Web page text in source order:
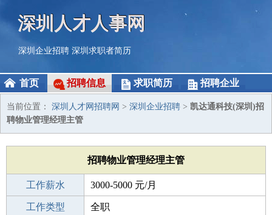
深圳人才人事网
深圳企业招聘 深圳求职者简历
首页 招聘信息 求职简历 招聘企业
当前位置： 深圳人才网招聘网 > 深圳企业招聘 > 凯达通科技(深圳)招
聘物业管理经理主管
招聘物业管理经理主管
工作薪水 3000-5000 元/月
招聘人数 1人
工作类型 全职